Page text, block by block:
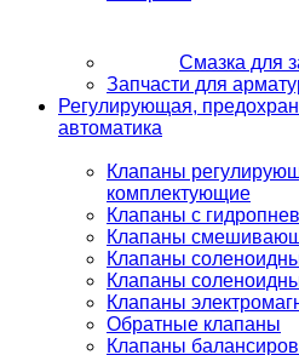
Смазка для
Запчасти для
Регулирующая,
автоматика
Клапаны
комплектующие
Клапаны с
Клапаны
Клапаны
Клапаны
Клапаны
Обратные клапаны
Клапаны